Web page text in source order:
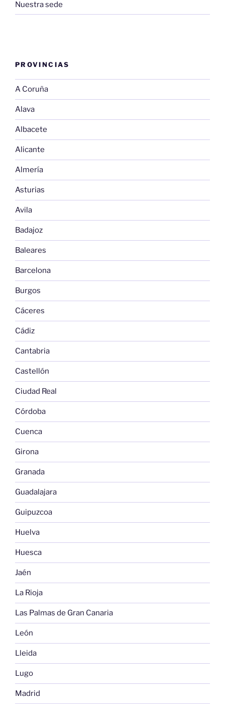
Nuestra sede
PROVINCIAS
A Coruña
Alava
Albacete
Alicante
Almería
Asturias
Avila
Badajoz
Baleares
Barcelona
Burgos
Cáceres
Cádiz
Cantabria
Castellón
Ciudad Real
Córdoba
Cuenca
Girona
Granada
Guadalajara
Guipuzcoa
Huelva
Huesca
Jaén
La Rioja
Las Palmas de Gran Canaria
León
Lleida
Lugo
Madrid